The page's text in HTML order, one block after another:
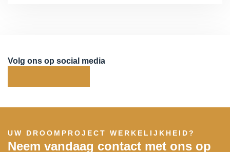
Volg ons op social media
UW DROOMPROJECT WERKELIJKHEID?
Neem vandaag contact met ons op